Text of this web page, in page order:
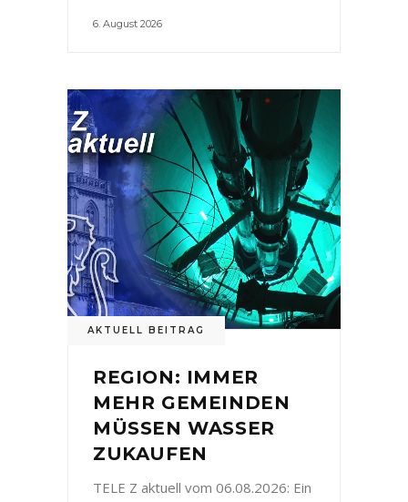
6. August 2026
AKTUELL BEITRAG
REGION: IMMER
MEHR GEMEINDEN
MÜSSEN WASSER
ZUKAUFEN
TELE Z aktuell vom 06.08.2026: Ein